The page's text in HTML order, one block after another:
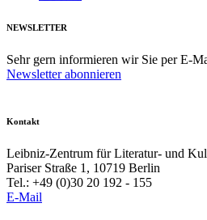
NEWSLETTER
Sehr gern informieren wir Sie per E-
Newsletter abonnieren
Kontakt
Leibniz-Zentrum für Literatur- und
Pariser Straße 1, 10719 Berlin
Tel.: +49 (0)30 20 192 - 155
E-Mail